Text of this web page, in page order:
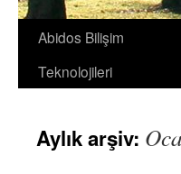
Abidos Bilişim
Teknolojileri
Aylık arşiv: